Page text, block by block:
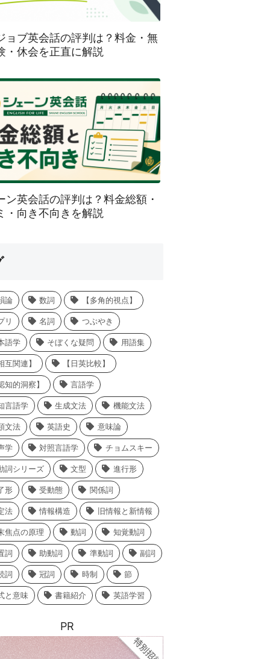
ョブ英会話の評判は？料金・無
・休会を正直に解説
ン英会話の評判は？料金総額・
・向き不向きを解説
論 数詞 【多角的視点】
リ 名詞 つぶやき
語学 そぼくな疑問 用語集
互関連】 【日英比較】
知的洞察】 言語学
言語学 生成文法 機能文法
文法 英語史 意味論
学 対照言語学 チョムスキー
詞シリーズ 文型 進行形
形 受動態 関係詞
法 情報構造 旧情報と新情報
焦点の原理 動詞 知覚動詞
詞 助動詞 準動詞 副詞
詞 冠詞 時制 節
と意味 書籍紹介 英語学習
PR